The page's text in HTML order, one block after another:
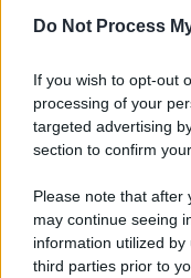
Do Not Process
If you wish to opt-out
processing of your
targeted advertising
section to confirm
Please note that after
may continue seeing
information utilized
third parties prior to
Newz Illinois
Gameland
Hig Tech Mag
Scoop Mag
Motors Magazine
Day Travel 365
Home Magazine